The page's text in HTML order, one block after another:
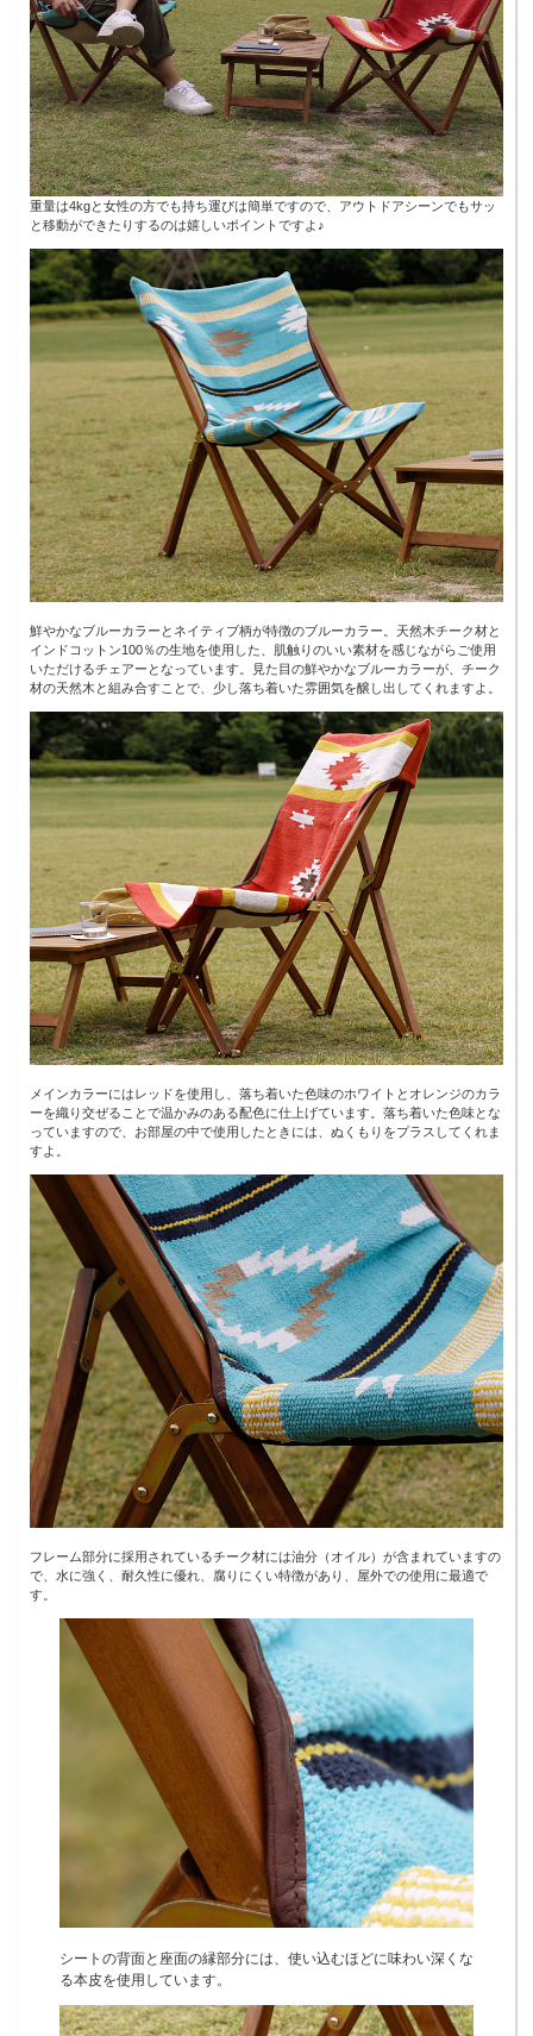
重量は4kgと女性の方でも持ち運びは簡単ですので、アウトドアシーンでもサッ
と移動ができたりするのは嬉しいポイントですよ♪
鮮やかなブルーカラーとネイティブ柄が特徴のブルーカラー。天然木チーク材と
インドコットン100％の生地を使用した、肌触りのいい素材を感じながらご使用
いただけるチェアーとなっています。見た目の鮮やかなブルーカラーが、チーク
材の天然木と組み合すことで、少し落ち着いた雰囲気を醸し出してくれますよ。
メインカラーにはレッドを使用し、落ち着いた色味のホワイトとオレンジのカラ
ーを織り交ぜることで温かみのある配色に仕上げています。落ち着いた色味とな
っていますので、お部屋の中で使用したときには、ぬくもりをプラスしてくれま
すよ。
フレーム部分に採用されているチーク材には油分（オイル）が含まれていますの
で、水に強く、耐久性に優れ、腐りにくい特徴があり、屋外での使用に最適で
す。
シートの背面と座面の縁部分には、使い込むほどに味わい深くな
る本皮を使用しています。